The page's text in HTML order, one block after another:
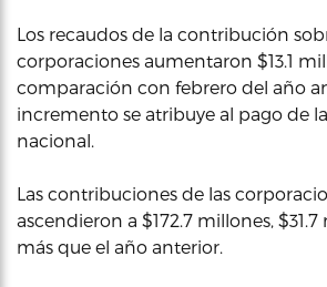
Los recaudos de la contribución
corporaciones aumentaron $13.1
comparación con febrero del año
incremento se atribuye al pago de
nacional.
Las contribuciones de las
ascendieron a $172.7 millones,
más que el año anterior.